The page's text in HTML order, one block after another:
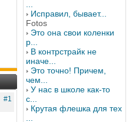
#1
Исправил, бывает...
Fotos
Это она свои коленки
р...
В контрстрайк не
иначе...
Это точно! Причем,
чем...
У нас в школе как-то
с...
Крутая флешка для тех